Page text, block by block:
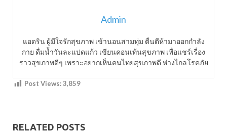
Admin
แอดริน ผู้มีใจรักสุขภาพ เข้านอนสามทุ่ม ตื่นตีห้ามาออกกำลัง
กาย ดื่มน้ำวันละแปดแก้ว เขียนคอนเท้นสุขภาพ เพื่อแชร์เรื่อง
ราวสุขภาพดีๆ เพราะอยากเห็นคนไทยสุขภาพดี ห่างไกลโรคภัย
Post Views:3,859
RELATED POSTS